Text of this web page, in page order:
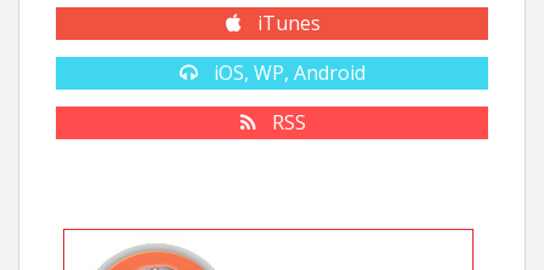
iTunes
iOS, WP, Android
RSS